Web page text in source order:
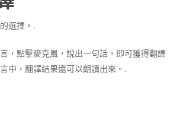
選擇。.
，點擊麥克風，說出一句話，即可獲得翻譯
中，翻譯結果還可以朗讀出來。.